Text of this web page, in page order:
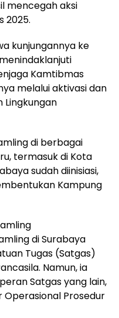
mencegah aksi
2025.
kunjungannya ke
Kamtibmas
melalui aktivasi dan
Lingkungan
di berbagai
termasuk di Kota
sudah diinisiasi,
Kampung
di Surabaya
Tugas (Satgas)
Namun, ia
Satgas yang lain,
Prosedur